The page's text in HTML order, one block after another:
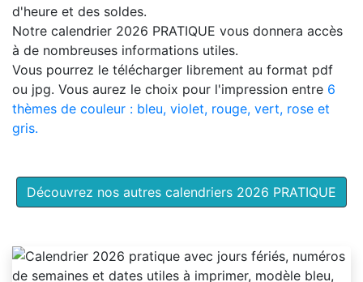
d'heure et des soldes.
Notre calendrier 2026 PRATIQUE vous donnera accès
à de nombreuses informations utiles.
Vous pourrez le télécharger librement au format pdf
ou jpg. Vous aurez le choix pour l'impression entre 6
thèmes de couleur : bleu, violet, rouge, vert, rose et
gris.
Découvrez nos autres calendriers 2026 PRATIQUE